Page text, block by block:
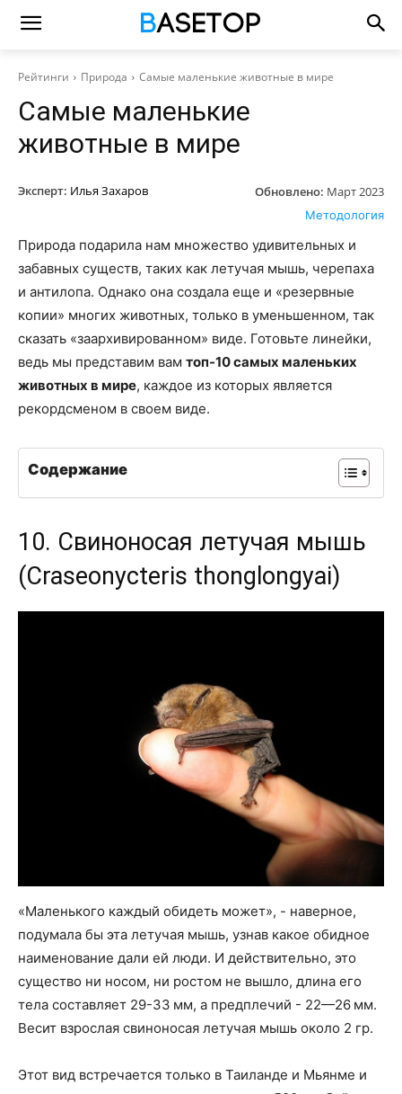
Рейтинги Природа Самые маленькие животные в мире
Самые маленькие
животные в мире
Эксперт: Илья Захаров Обновлено: Март 2023
Методология
Природа подарила нам множество удивительных и
забавных существ, таких как летучая мышь, черепаха
и антилопа. Однако она создала еще и «резервные
копии» многих животных, только в уменьшенном, так
сказать «заархивированном» виде. Готовьте линейки,
ведь мы представим вам топ-10 самых маленьких
животных в мире, каждое из которых является
рекордсменом в своем виде.
Содержание
10. Свиноносая летучая мышь
(Craseonycteris thonglongyai)
«Маленького каждый обидеть может», - наверное,
подумала бы эта летучая мышь, узнав какое обидное
наименование дали ей люди. И действительно, это
существо ни носом, ни ростом не вышло, длина его
тела составляет 29-33 мм, а предплечий - 22—26 мм.
Весит взрослая свиноносая летучая мышь около 2 гр.
Этот вид встречается только в Таиланде и Мьянме и